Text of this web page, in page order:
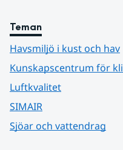
Teman
Havsmiljö i kust och hav
Kunskapscentrum för
Luftkvalitet
SIMAIR
Sjöar och vattendrag